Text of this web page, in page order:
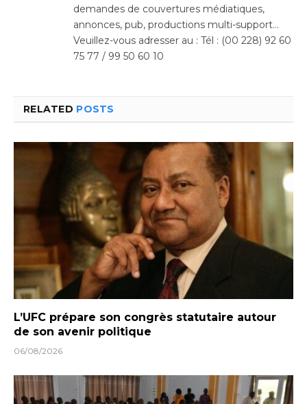
demandes de couvertures médiatiques,
annonces, pub, productions multi-support…
Veuillez-vous adresser au : Tél : (00 228) 92 60
75 77 / 99 50 60 10
RELATED POSTS
L’UFC prépare son congrès statutaire autour
de son avenir politique
06/08/2026